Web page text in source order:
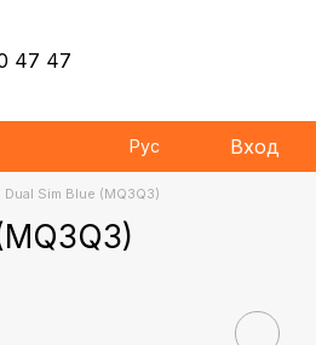
47 47
Рус Вход
Sim Blue (MQ3Q3)